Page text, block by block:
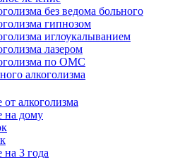
без ведома больного
гипнозом
иглоукалыванием
лазером
по ОМС
алкоголизма
алкоголизма
на дому
на 3 года